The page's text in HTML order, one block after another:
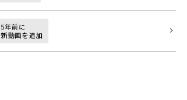
5年前に
新動画を追加